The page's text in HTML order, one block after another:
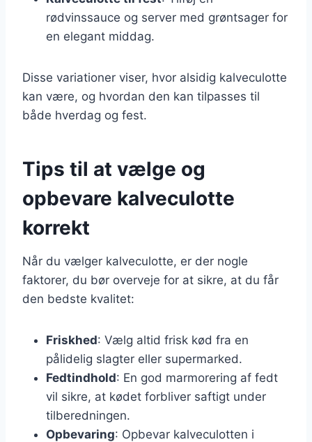
rødvinssauce og server med grøntsager for
en elegant middag.
Disse variationer viser, hvor alsidig kalveculotte
kan være, og hvordan den kan tilpasses til
både hverdag og fest.
Tips til at vælge og
opbevare kalveculotte
korrekt
Når du vælger kalveculotte, er der nogle
faktorer, du bør overveje for at sikre, at du får
den bedste kvalitet:
Friskhed: Vælg altid frisk kød fra en
pålidelig slagter eller supermarked.
Fedtindhold: En god marmorering af fedt
vil sikre, at kødet forbliver saftigt under
tilberedningen.
Opbevaring: Opbevar kalveculotten i